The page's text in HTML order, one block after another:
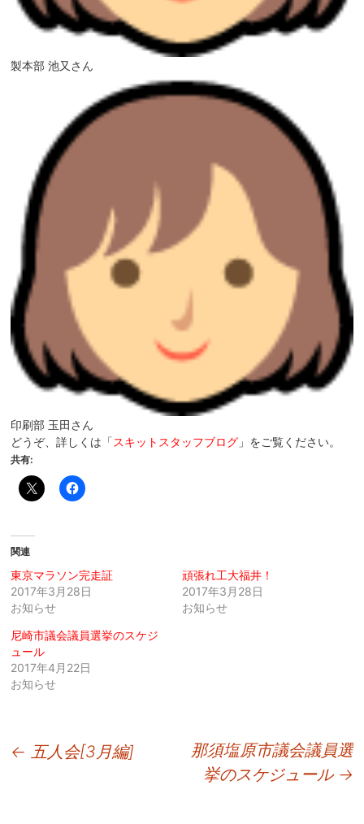
製本部 池又さん
印刷部 玉田さん
どうぞ、詳しくは「スキットスタッフブログ 」をご覧ください。
共有:
関連
東京マラソン完走証
2017年3月28日
お知らせ
頑張れ工大福井！
2017年3月28日
お知らせ
尼崎市議会議員選挙のスケジ
ュール
2017年4月22日
お知らせ
投
← 五人会[3月編]
那須塩原市議会議員選
挙のスケジュール →